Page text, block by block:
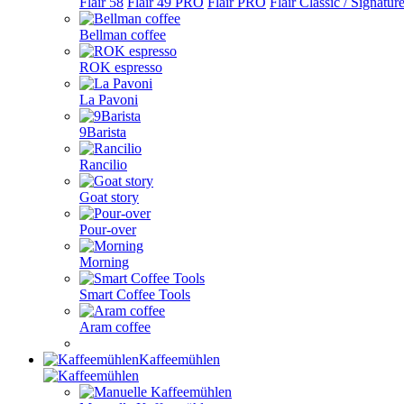
Bellman coffee
ROK espresso
La Pavoni
9Barista
Rancilio
Goat story
Pour-over
Morning
Smart Coffee Tools
Aram coffee
Kaffeemühlen